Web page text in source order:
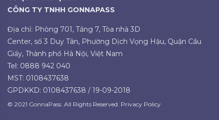
CÔNG TY TNHH GONNAPASS
Địa chỉ: Phòng 701, Tầng 7, Tòa nhà 3D
Center, số 3 Duy Tân, Phường Dịch Vọng Hậu, Quận Cầu
Giấy, Thành phố Hà Nội, Việt Nam
Tel: 0888 942 040
MST: 0108437638
GPDKKD: 0108437638 / 19-09-2018
© 2021 GonnaPass. All Rights Reserved. Privacy Policy